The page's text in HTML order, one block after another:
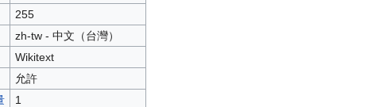
255
zh-tw - 中文（台灣）‎
Wikitext
允許
1